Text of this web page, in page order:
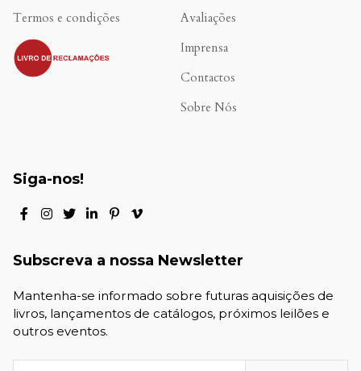
Termos e condições
.
Avaliações
Imprensa
Contactos
Sobre Nós
Siga-nos!
Subscreva a nossa Newsletter
Mantenha-se informado sobre futuras aquisições de
livros, lançamentos de catálogos, próximos leilões e
outros eventos.